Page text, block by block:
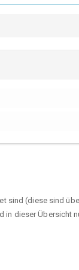
sind (diese sind
in dieser Übersicht